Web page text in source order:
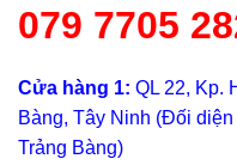
079 7705
Cửa hàng 1: QL 22, Kp.
Bàng, Tây Ninh (Đối
Trảng Bàng)